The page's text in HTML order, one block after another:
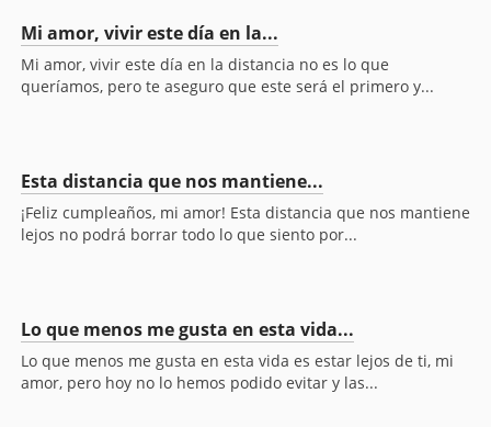
Mi amor, vivir este día en la...
Mi amor, vivir este día en la distancia no es lo que
queríamos, pero te aseguro que este será el primero y...
Esta distancia que nos mantiene...
¡Feliz cumpleaños, mi amor! Esta distancia que nos mantiene
lejos no podrá borrar todo lo que siento por...
Lo que menos me gusta en esta vida...
Lo que menos me gusta en esta vida es estar lejos de ti, mi
amor, pero hoy no lo hemos podido evitar y las...